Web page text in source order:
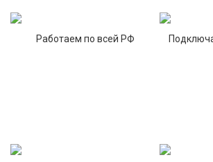
Работаем по всей РФ